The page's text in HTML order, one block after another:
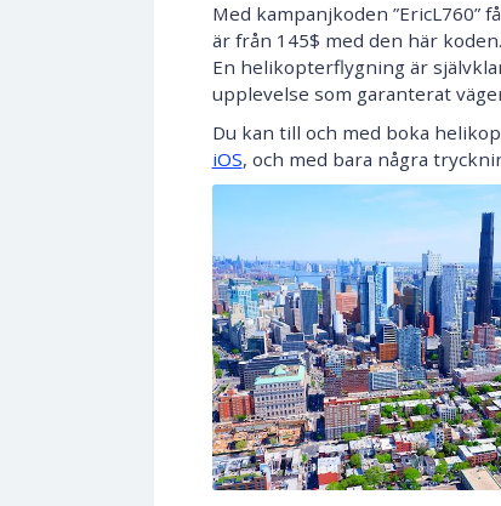
Med kampanjkoden ”EricL760”
är från 145$ med den här
En helikopterflygning är
upplevelse som garanterat
Du kan till och med boka
iOS, och med bara några